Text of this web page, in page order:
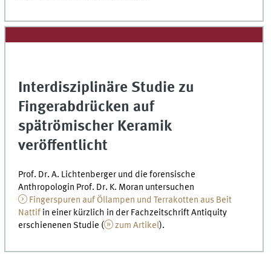
Interdisziplinäre Studie zu
Fingerabdrücken auf
spätrömischer Keramik
veröffentlicht
Prof. Dr. A. Lichtenberger und die forensische
Anthropologin Prof. Dr. K. Moran untersuchen
Fingerspuren auf Öllampen und Terrakotten aus Beit
Nattif in einer kürzlich in der Fachzeitschrift Antiquity
erschienenen Studie (
zum Artikel).